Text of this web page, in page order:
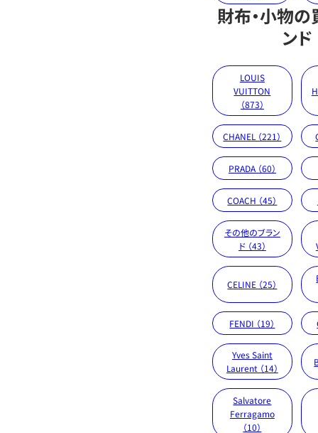
財布・小物
ンド
LOUIS
VUITTON
（873）
CHANEL （221）
PRADA （60）
COACH （45）
その他のブラン
ド （43）
CELINE （25）
FENDI （19）
Yves Saint
Laurent （14）
Salvatore
Ferragamo
（10）